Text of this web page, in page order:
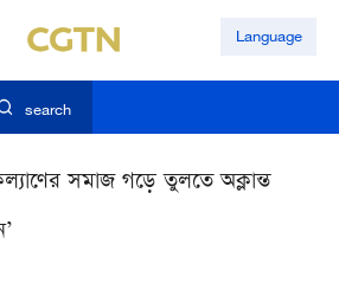
Language
search
সমাজ গড়ে তুলতে অক্লান্ত